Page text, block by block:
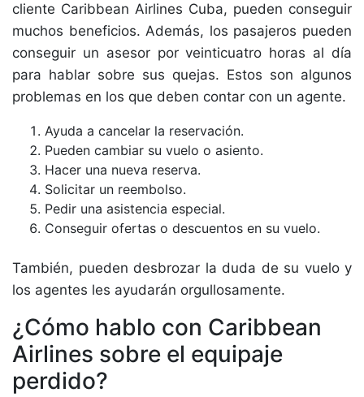
cliente Caribbean Airlines Cuba, pueden conseguir
muchos beneficios. Además, los pasajeros pueden
conseguir un asesor por veinticuatro horas al día
para hablar sobre sus quejas. Estos son algunos
problemas en los que deben contar con un agente.
Ayuda a cancelar la reservación.
Pueden cambiar su vuelo o asiento.
Hacer una nueva reserva.
Solicitar un reembolso.
Pedir una asistencia especial.
Conseguir ofertas o descuentos en su vuelo.
También, pueden desbrozar la duda de su vuelo y
los agentes les ayudarán orgullosamente.
¿Cómo hablo con Caribbean
Airlines sobre el equipaje
perdido?